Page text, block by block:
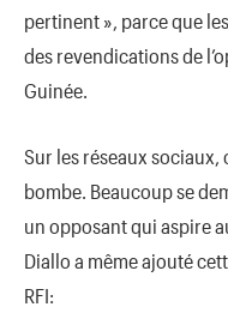
pertinent », parce que
des revendications de
Guinée.
Sur les réseaux sociaux,
bombe. Beaucoup se
un opposant qui aspire
Diallo a même ajouté
RFI: